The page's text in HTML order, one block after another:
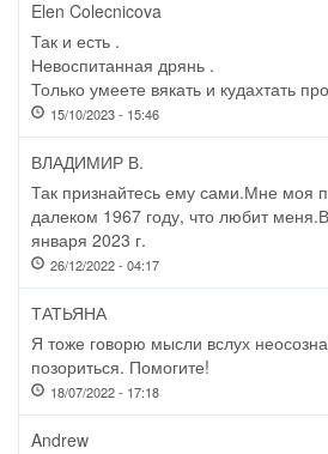
Elen Colecnicova
Так и есть .
Невоспитанная дрянь .
Только умеете вякать и кудахтать
15/10/2023 - 15:46
ВЛАДИМИР В.
Так признайтесь ему сами.Мне моя
далеком 1967 году, что любит
января 2023 г.
26/12/2022 - 04:17
ТАТЬЯНА
Я тоже говорю мысли вслух
позориться. Помогите!
18/07/2022 - 17:18
Andrew